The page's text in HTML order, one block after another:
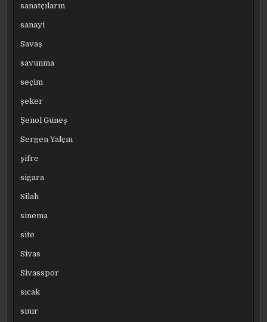
sanatçıların
sanayi
Savaş
savunma
seçim
şeker
Şenol Güneş
Sergen Yalçın
şifre
sigara
Silah
sinema
site
Sivas
Sivasspor
sıcak
sınır